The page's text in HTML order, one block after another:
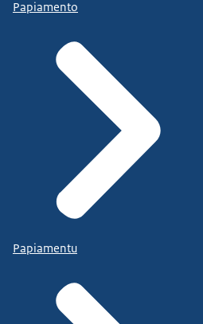
Papiamento
Papiamentu